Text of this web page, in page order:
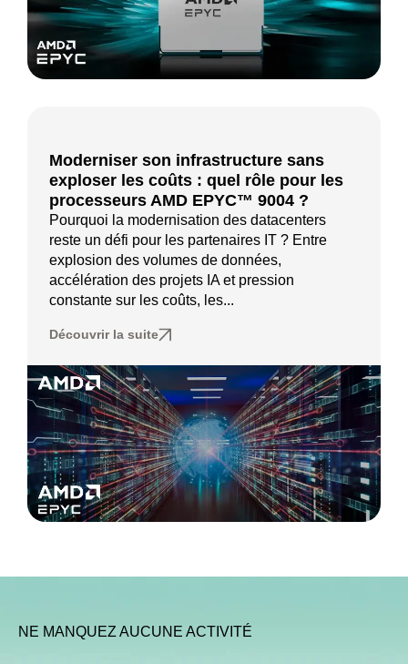
Moderniser son infrastructure sans
exploser les coûts : quel rôle pour les
processeurs AMD EPYC™ 9004 ?
Pourquoi la modernisation des datacenters
reste un défi pour les partenaires IT ? Entre
explosion des volumes de données,
accélération des projets IA et pression
constante sur les coûts, les...
Découvrir la suite
NE MANQUEZ AUCUNE ACTIVITÉ